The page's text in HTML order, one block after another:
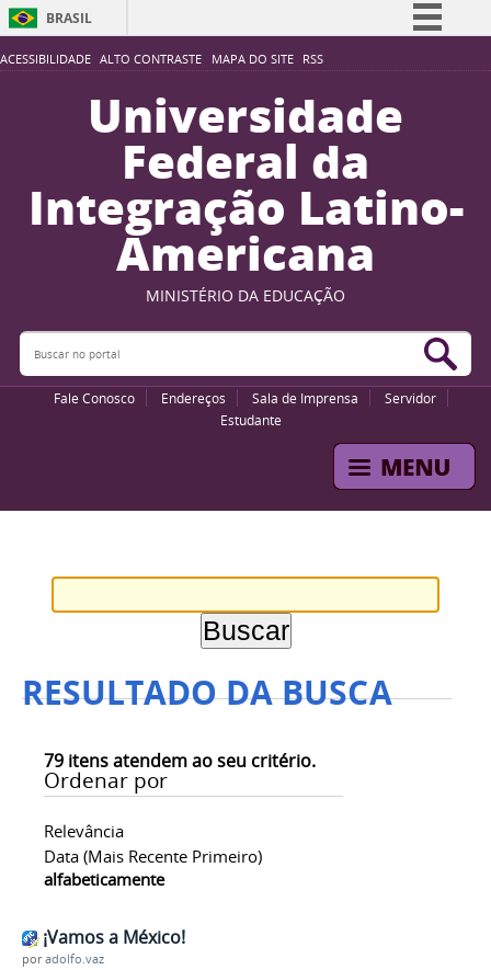
ACESSIBILIDADE ALTO CONTRASTE MAPA DO SITE RSS
BRASIL
Simplifique!
Participe
Acesso à informação
Legislação
Canais
Universidade
Federal da
Integração Latino-
Americana
MINISTÉRIO DA EDUCAÇÃO
Buscar no portal
Fale Conosco Endereços Sala de Imprensa
Servidor
Estudante
RESULTADO DA BUSCA
79 itens atendem ao seu critério.
Ordenar por
Relevância
Data (mais Recente Primeiro)
alfabeticamente
¡Vamos a México!
poradolfo.vaz